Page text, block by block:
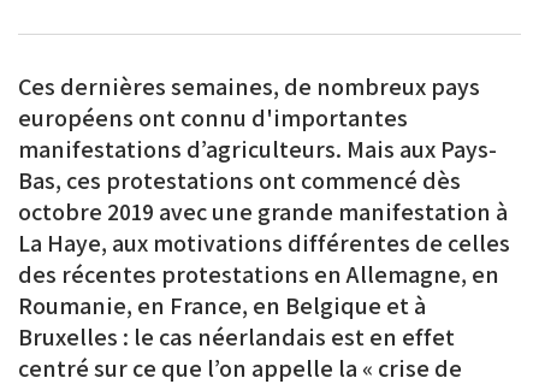
Ces dernières semaines, de nombreux pays
européens ont connu d'importantes
manifestations d’agriculteurs. Mais aux Pays-
Bas, ces protestations ont commencé dès
octobre 2019 avec une grande manifestation à
La Haye, aux motivations différentes de celles
des récentes protestations en Allemagne, en
Roumanie, en France, en Belgique et à
Bruxelles : le cas néerlandais est en effet
centré sur ce que l’on appelle la « crise de